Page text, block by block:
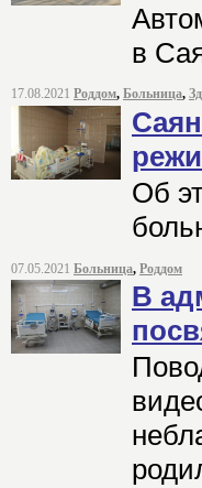
в
17.08.2021 Роддом, Больница,
Об
07.05.2021 Больница, Роддом
В